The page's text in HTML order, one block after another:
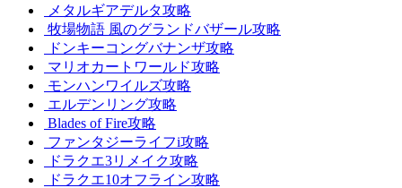
メタルギアデルタ攻略
牧場物語 風のグランドバザール攻略
ドンキーコングバナンザ攻略
マリオカートワールド攻略
モンハンワイルズ攻略
エルデンリング攻略
Blades of Fire攻略
ファンタジーライフi攻略
ドラクエ3リメイク攻略
ドラクエ10オフライン攻略